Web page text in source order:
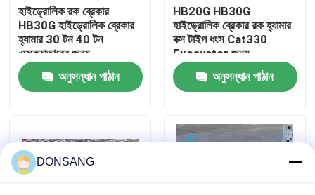
আমাদের সম্পর্কে
কারখানা ভ্রমণ
যোগাযোগ করুন
হাইড্রোলিক রক ব্রেকার
HB30G হাইড্রোলিক ব্রেকার
হ্যামার 30 টন 40 টন
এক্সক্যাভারের জন্য
অনুসন্ধান পাঠান
HB20G HB30G
হাইড্রোলিক ব্রেকার রক হ্যামার
বক্স টাইপ ধংস Cat330
Excavator জন্য
অনুসন্ধান পাঠান
DONSANG